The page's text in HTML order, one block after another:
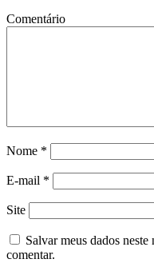
Comentário
Nome *
E-mail *
Site
Salvar meus dados
comentar.